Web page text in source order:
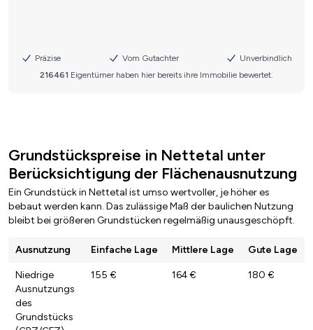
Grundstückspreise in Nettetal unter
Berücksichtigung der Flächenausnutzung
Ein Grundstück in Nettetal ist umso wertvoller, je höher es
bebaut werden kann. Das zulässige Maß der baulichen Nutzung
bleibt bei größeren Grundstücken regelmäßig unausgeschöpft.
Ausnutzung Einfache Lage Mittlere Lage Gute Lage
Niedrige
Ausnutzungs
des
Grundstücks
155 € 164 € 180 €